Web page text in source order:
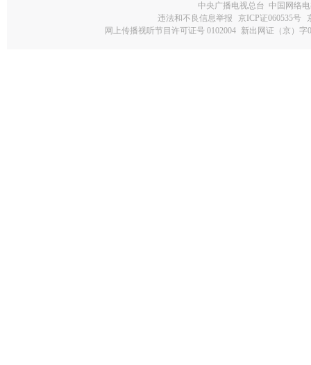
中央广播电视总台 中国网络
违法和不良信息举报
京ICP证060535号
网上传播视听节目许可证号 0102004 新出网证（京）